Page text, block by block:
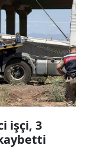
işçi, 3